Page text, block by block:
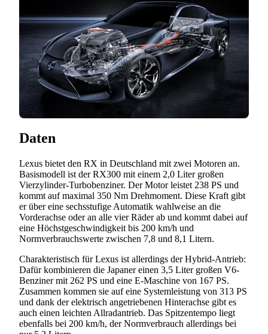
Daten
Lexus bietet den RX in Deutschland mit zwei Motoren an.
Basismodell ist der RX300 mit einem 2,0 Liter großen
Vierzylinder-Turbobenziner. Der Motor leistet 238 PS und
kommt auf maximal 350 Nm Drehmoment. Diese Kraft gibt
er über eine sechsstufige Automatik wahlweise an die
Vorderachse oder an alle vier Räder ab und kommt dabei auf
eine Höchstgeschwindigkeit bis 200 km/h und
Normverbrauchswerte zwischen 7,8 und 8,1 Litern.
Charakteristisch für Lexus ist allerdings der Hybrid-Antrieb:
Dafür kombinieren die Japaner einen 3,5 Liter großen V6-
Benziner mit 262 PS und eine E-Maschine von 167 PS.
Zusammen kommen sie auf eine Systemleistung von 313 PS
und dank der elektrisch angetriebenen Hinterachse gibt es
auch einen leichten Allradantrieb. Das Spitzentempo liegt
ebenfalls bei 200 km/h, der Normverbrauch allerdings bei